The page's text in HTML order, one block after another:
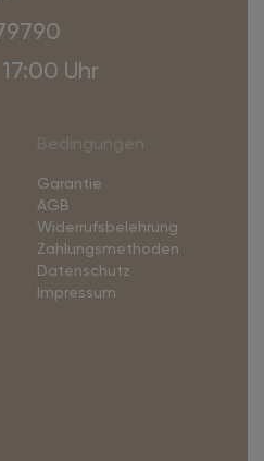
Uhr
Garantie
AGB
Widerrufsbelehrung
Zahlungsmethoden
Datenschutz
Impressum